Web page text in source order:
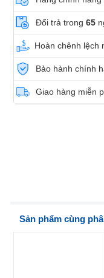
Đổi trả trong 65
Hoàn chênh lệch
Bảo hành chính
Giao hàng miễn
Sản phẩm cùng